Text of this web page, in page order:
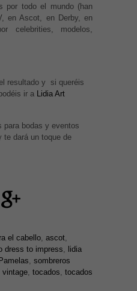
por todo el mundo (han
en Ascot, en Derby, en
celebrities, modelos,
resultado y si queréis
ir a
Lidia Art
para bodas y eventos
te dará un toque de
el cabello, ascot,
dress to impress, lidia
Pamelas, sombreros
vintage, tocados, tocados
Necesarias
y
Estadísticas
Estas
cookies no
son